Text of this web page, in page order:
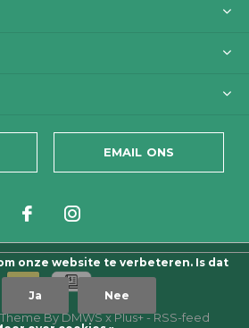
EMAIL ONS
ByDMWSxPlus+-RSS-feed
onze website te verbeteren. Is dat
Ja Nee